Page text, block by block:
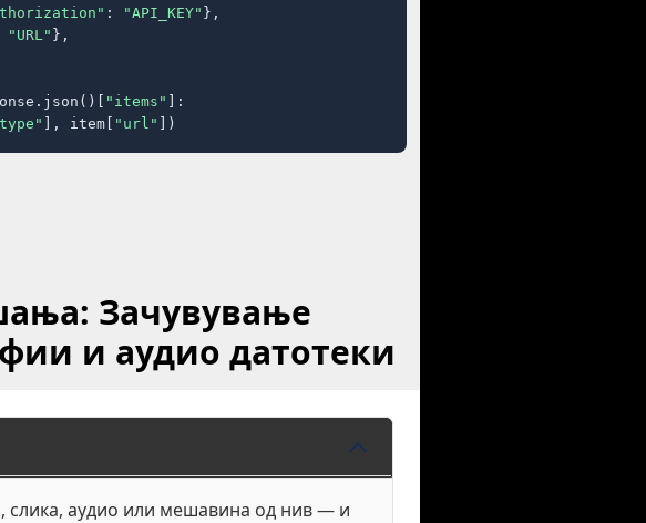
: "API_KEY" },
"URL" },
"items" ]:
], item[ "url" ])
Зачувување
и аудио датотеки
слика, аудио или мешавина од нив — и